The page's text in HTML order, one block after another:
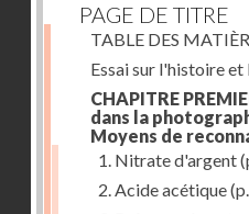
PAGE DE TITRE
TABLE DES
Essai sur l'histoire
CHAPITRE
dans la
Moyens de
1. Nitrate d'argent
2. Acide acétique